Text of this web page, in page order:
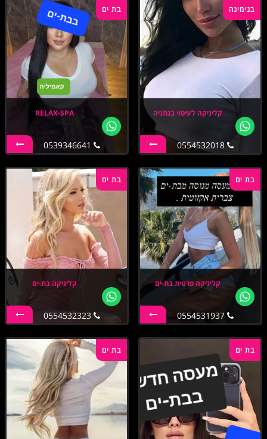
בנימינה
קליניקה לעיסוי בנתניה
0554532018
בת ים
RELAX-SPA
בת ים
קליניקה פרטית בת-ים
0554531937
בת ים
קליניקה בת-ים
0554532323
בת ים בת ים